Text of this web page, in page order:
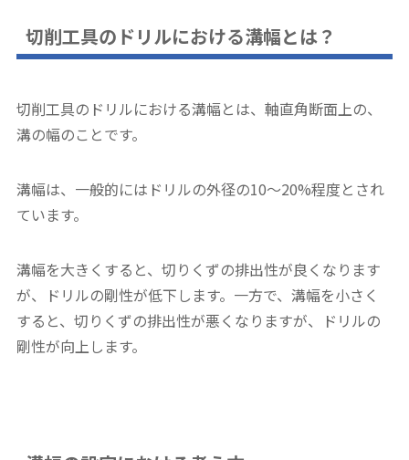
切削工具のドリルにおける溝幅とは？
切削工具のドリルにおける溝幅とは、軸直角断面上の、
溝の幅のことです。
溝幅は、一般的にはドリルの外径の10～20%程度とされ
ています。
溝幅を大きくすると、切りくずの排出性が良くなります
が、ドリルの剛性が低下します。一方で、溝幅を小さく
すると、切りくずの排出性が悪くなりますが、ドリルの
剛性が向上します。